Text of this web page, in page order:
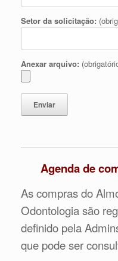
Setor da solicitação:
Anexar arquivo:
Agenda de
As compras do
Odontologia são
definido pela
que pode ser